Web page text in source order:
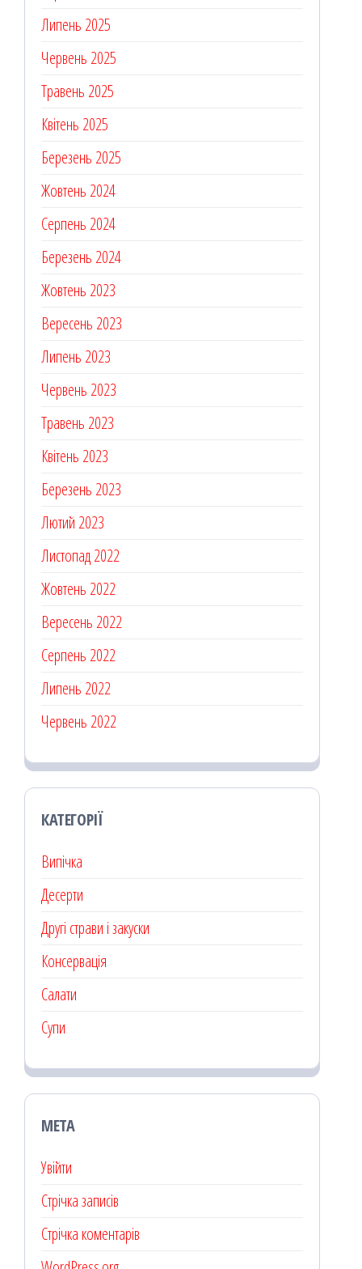
Липень 2025
Червень 2025
Травень 2025
Квітень 2025
Березень 2025
Жовтень 2024
Серпень 2024
Березень 2024
Жовтень 2023
Вересень 2023
Липень 2023
Червень 2023
Травень 2023
Квітень 2023
Березень 2023
Лютий 2023
Листопад 2022
Жовтень 2022
Вересень 2022
Серпень 2022
Липень 2022
Червень 2022
КАТЕГОРІЇ
Випічка
Десерти
Другі страви і закуски
Консервація
Салати
Супи
МЕТА
Увійти
Стрічка записів
Стрічка коментарів